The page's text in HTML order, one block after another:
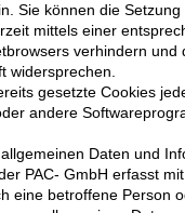
Sie können die
mittels einer
verhindern und
widersprechen.
gesetzte Cookies
andere
Daten und
PAC- GmbH erfasst
eine betroffene Person